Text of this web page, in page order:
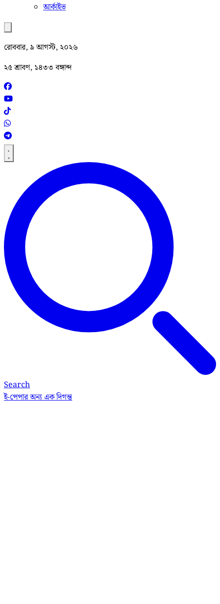
আর্কাইভ
রোববার, ৯ আগস্ট, ২০২৬
২৫ শ্রাবণ, ১৪৩৩ বঙ্গাব্দ
Search
ই-পেপারঅন্য এক দিগন্ত